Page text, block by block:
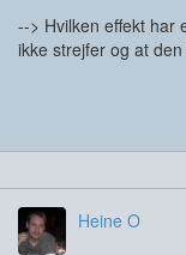
--> Hvilken effekt har
ikke strejfer og at
Heine O